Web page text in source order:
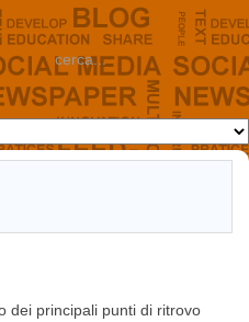
dei principali punti di ritrovo